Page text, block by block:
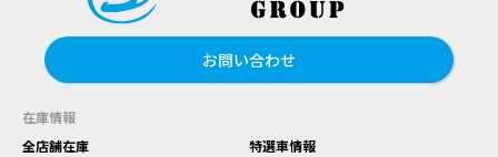
お問い合わせ
在庫情報
全店舗在庫
特選車情報